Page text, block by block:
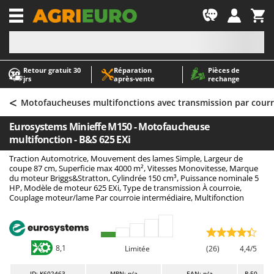
Retour gratuit 30
jrs
Réparation
après‑vente
Pièces de
rechange
-1
A
Abris de jardin
Accessoires pour tracteurs tondeuses autoportés
Aérateurs Scarificateurs pour gazon
Arracheuses de pommes de terre pour tracteur
Aspirateurs - Balais Électriques
Aspirateurs à cendres
Aspirateurs à feuilles sur roues
Aspirateurs Multifonctions
Atomiseurs agricoles pour tracteurs
A
AgriEuro Premium
AgriEuro TOP-LINE
AGT
Aima
Airmec
AL-KO
Alce
Alpina
< Motofaucheuses multifonctions avec transmission par
Eurosystems Minieffe M150 - Motofaucheuse
multifonction - B&S 625 EXi
Traction Automotrice, Mouvement des lames Simple, Largeur de
coupe 87 cm, Superficie max 4000 m², Vitesses Monovitesse, Marque
du moteur Briggs&Stratton, Cylindrée 150 cm³, Puissance nominale 5
HP, Modèle de moteur 625 EXi, Type de transmission À courroie,
Couplage moteur/lame Par courroie intermédiaire, Multifonction
8,1 Limitée (26) 4,4/5